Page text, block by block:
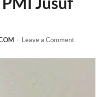
- Leave a Comment